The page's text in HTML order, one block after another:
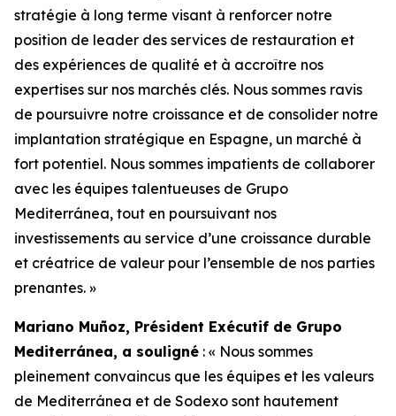
stratégie à long terme visant à renforcer notre
position de leader des services de restauration et
des expériences de qualité et à accroître nos
expertises sur nos marchés clés. Nous sommes ravis
de poursuivre notre croissance et de consolider notre
implantation stratégique en Espagne, un marché à
fort potentiel. Nous sommes impatients de collaborer
avec les équipes talentueuses de Grupo
Mediterránea, tout en poursuivant nos
investissements au service d’une croissance durable
et créatrice de valeur pour l’ensemble de nos parties
prenantes. »
Mariano Muñoz, Président Exécutif de Grupo
Mediterránea, a souligné : « Nous sommes
pleinement convaincus que les équipes et les valeurs
de Mediterránea et de Sodexo sont hautement